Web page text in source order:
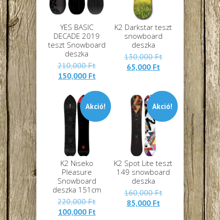
YES BASIC
DECADE 2019
teszt Snowboard
deszka
210,000FtEredeti
150,000 FtJelenlegi
150,000 Ft.
K2 Darkstar teszt
snowboard
deszka
130,000FtEredeti
130,000 Ft.
65,000 FtJelenlegi
65,000 Ft.
Akció!
K2 Niseko
Pleasure
Snowboard
deszka 151cm
220,000FtEredeti
100,000 FtJelenlegi
Akció!
K2 Spot Lite teszt
149 snowboard
deszka
160,000FtEredeti
160,000 Ft.
85,000 FtJelenlegi